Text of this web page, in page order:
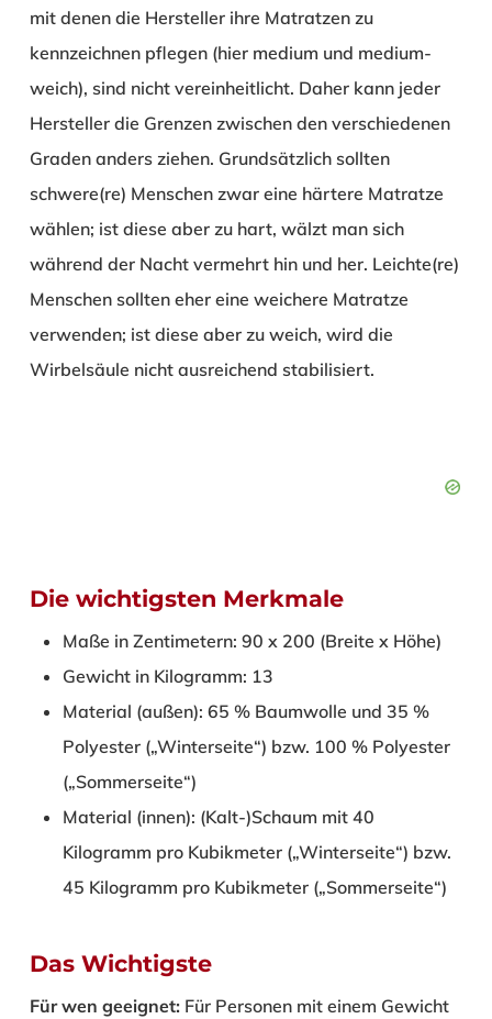
mit denen die Hersteller ihre Matratzen zu
kennzeichnen pflegen (hier medium und medium-
weich), sind nicht vereinheitlicht. Daher kann jeder
Hersteller die Grenzen zwischen den verschiedenen
Graden anders ziehen. Grundsätzlich sollten
schwere(re) Menschen zwar eine härtere Matratze
wählen; ist diese aber zu hart, wälzt man sich
während der Nacht vermehrt hin und her. Leichte(re)
Menschen sollten eher eine weichere Matratze
verwenden; ist diese aber zu weich, wird die
Wirbelsäule nicht ausreichend stabilisiert.
Die wichtigsten Merkmale
Maße in Zentimetern: 90 x 200 (Breite x Höhe)
Gewicht in Kilogramm: 13
Material (außen): 65 % Baumwolle und 35 %
Polyester („Winterseite“) bzw. 100 % Polyester
(„Sommerseite“)
Material (innen): (Kalt-)Schaum mit 40
Kilogramm pro Kubikmeter („Winterseite“) bzw.
45 Kilogramm pro Kubikmeter („Sommerseite“)
Das Wichtigste
Für wen geeignet: Für Personen mit einem Gewicht